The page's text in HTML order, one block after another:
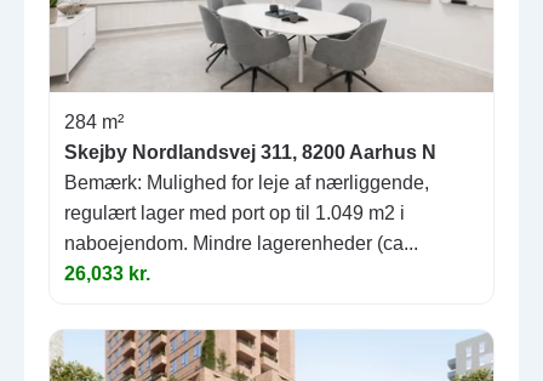
284 m²
Skejby Nordlandsvej 311, 8200 Aarhus N
Bemærk: Mulighed for leje af nærliggende,
regulært lager med port op til 1.049 m2 i
naboejendom. Mindre lagerenheder (ca...
26,033 kr.